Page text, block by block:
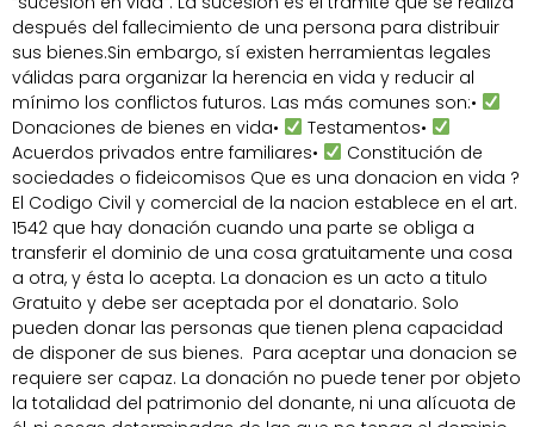
después del fallecimiento de una persona para distribuir
sus bienes.Sin embargo, sí existen herramientas legales
válidas para organizar la herencia en vida y reducir al
mínimo los conflictos futuros. Las más comunes son:•
Donaciones de bienes en vida•
Testamentos•
Acuerdos privados entre familiares•
Constitución de
sociedades o fideicomisos Que es una donacion en vida ?
El Codigo Civil y comercial de la nacion establece en el art.
1542 que hay donación cuando una parte se obliga a
transferir el dominio de una cosa gratuitamente una cosa
a otra, y ésta lo acepta. La donacion es un acto a titulo
Gratuito y debe ser aceptada por el donatario. Solo
pueden donar las personas que tienen plena capacidad
de disponer de sus bienes. Para aceptar una donacion se
requiere ser capaz. La donación no puede tener por objeto
la totalidad del patrimonio del donante, ni una alícuota de